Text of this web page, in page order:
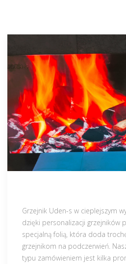
Grzejnik Uden-s w cieplejszym
dzięki personalizacji grzejników
specjalną folią, która doda
grzejnikom na podczerwień.
typu zamówieniem jest kilka